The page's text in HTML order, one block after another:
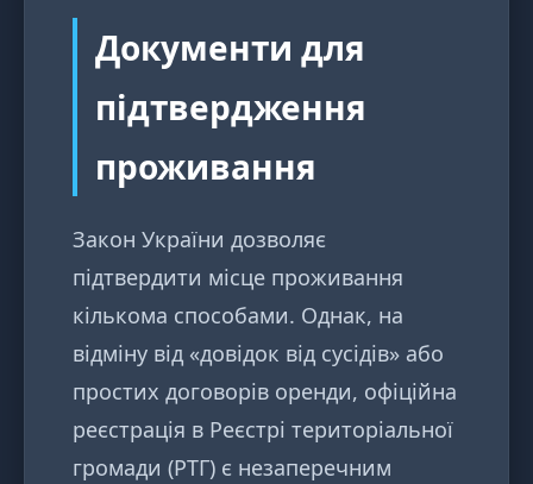
Документи для
підтвердження
проживання
Закон України дозволяє
підтвердити місце проживання
кількома способами. Однак, на
відміну від «довідок від сусідів» або
простих договорів оренди, офіційна
реєстрація в Реєстрі територіальної
громади (РТГ) є незаперечним